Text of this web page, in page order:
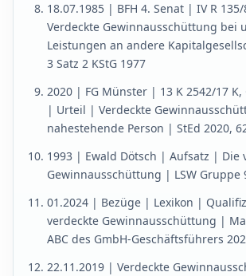
18.07.1985 | BFH 4. Senat | IV R
Verdeckte Gewinnausschüttung bei
Leistungen an andere
3 Satz 2 KStG 1977
2020 | FG Münster | 13 K 2542/17 K,
| Urteil | Verdeckte
nahestehende Person | StEd 2020,
1993 | Ewald Dötsch | Aufsatz | Die
Gewinnausschüttung | LSW Gruppe
01.2024 | Bezüge | Lexikon |
verdeckte Gewinnausschüttung |
ABC des GmbH-Geschäftsführers
22.11.2019 | Verdeckte